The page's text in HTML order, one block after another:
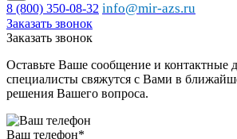
8 (800) 350-08-32 info@mir-azs.ru
Заказать звонок
Заказать звонок
Оставьте Ваше сообщение и контактные
специалисты свяжутся с Вами в
решения Вашего вопроса.
Ваш телефон*